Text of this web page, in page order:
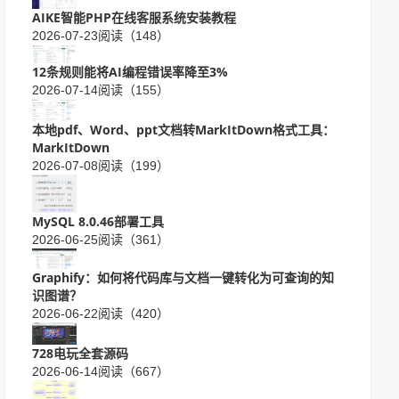
AIKE智能PHP在线客服系统安装教程
2026-07-23阅读（148）
12条规则能将AI编程错误率降至3%
2026-07-14阅读（155）
本地pdf、Word、ppt文档转MarkItDown格式工具：
MarkItDown
2026-07-08阅读（199）
MySQL 8.0.46部署工具
2026-06-25阅读（361）
Graphify：如何将代码库与文档一键转化为可查询的知
识图谱？
2026-06-22阅读（420）
728电玩全套源码
2026-06-14阅读（667）